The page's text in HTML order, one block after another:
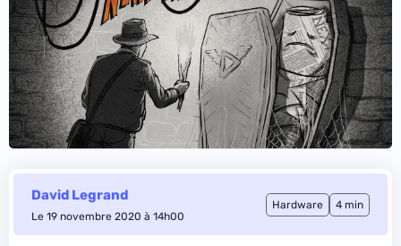
David Legrand
Le 19 novembre 2020 à 14h00
Hardware 4 min